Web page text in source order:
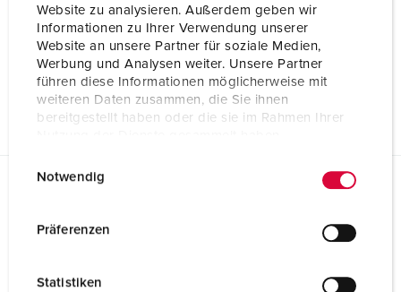
Website zu analysieren. Außerdem geben wir
Informationen zu Ihrer Verwendung unserer
Website an unsere Partner für soziale Medien,
Werbung und Analysen weiter. Unsere Partner
führen diese Informationen möglicherweise mit
weiteren Daten zusammen, die Sie ihnen
bereitgestellt haben oder die sie im Rahmen Ihrer
Notwendig
Präferenzen
Statistiken
13680